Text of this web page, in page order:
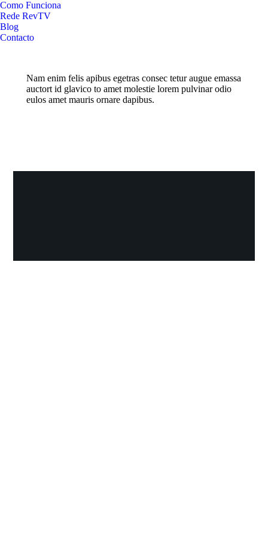
Como Funciona
Rede RevTV
Blog
Contacto
Nam enim felis apibus egetras consec tetur augue emassa
auctort id glavico to amet molestie lorem pulvinar odio
eulos amet mauris ornare dapibus.